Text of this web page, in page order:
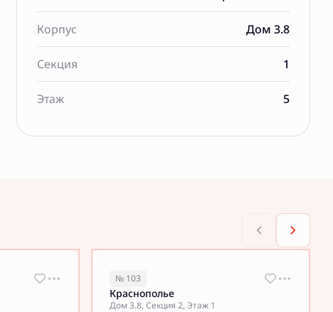
Корпус Дом 3.8
Секция 1
Этаж 5
№ 103
Краснополье
Дом 3.8, Секция 2, Этаж 1